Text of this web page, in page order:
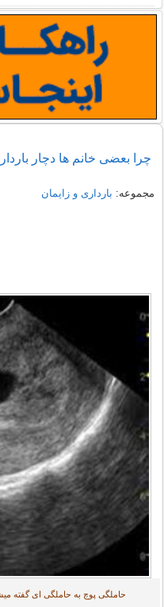
چرا بعضی خانم ها دچار
مجموعه: بارداری و زایمان
حاملگی پوچ به حاملگی ای گفته